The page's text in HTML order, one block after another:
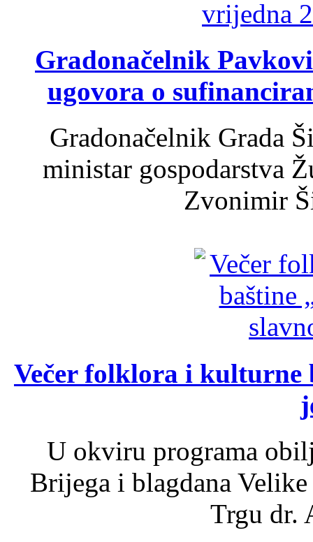
Gradonačelnik
ugovora o
Gradonačelnik Grada
ministar gospodarstva
Zvonimir
Večer folklora i kulturne
U okviru programa
Brijega i blagdana
Trgu dr.